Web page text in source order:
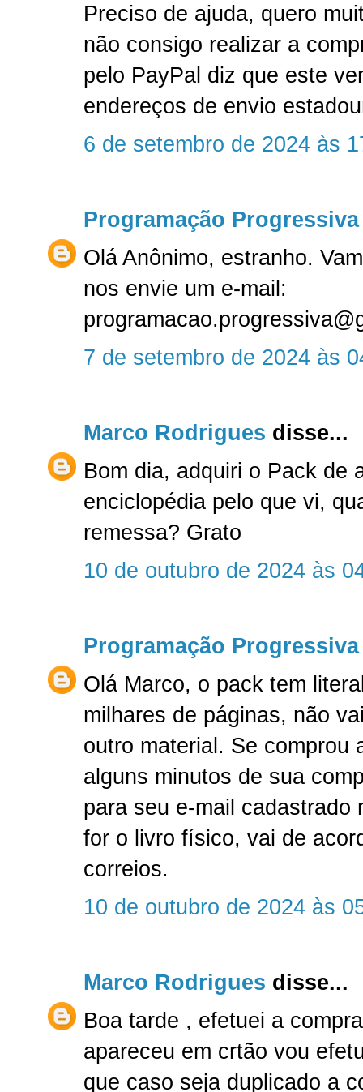
Preciso de ajuda, quero
não consigo realizar a
pelo PayPal diz que este
endereços de envio
6 de setembro de 2024 às
Programação Progressiva
Olá Anônimo, estranho.
nos envie um e-mail:
7 de setembro de 2024 às
Marco Rodrigues disse...
Bom dia, adquiri o Pack de
enciclopédia pelo que vi,
remessa? Grato
10 de outubro de 2024 às
Programação Progressiva
Olá Marco, o pack tem
milhares de páginas, não
outro material. Se comprou
alguns minutos de sua
para seu e-mail cadastrado
for o livro físico, vai de
correios.
10 de outubro de 2024 às
Marco Rodrigues disse...
Boa tarde , efetuei a
apareceu em crtão vou
que caso seja duplicado a